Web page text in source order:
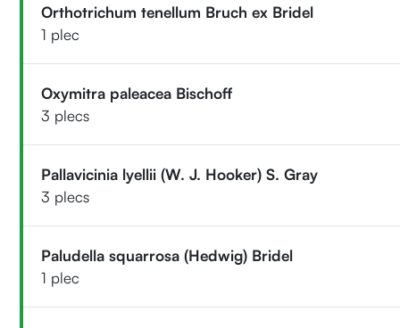
Orthotrichum tenellum Bruch ex Bridel
1 plec
Oxymitra paleacea Bischoff
3 plecs
Pallavicinia lyellii (W. J. Hooker) S. Gray
3 plecs
Paludella squarrosa (Hedwig) Bridel
1 plec